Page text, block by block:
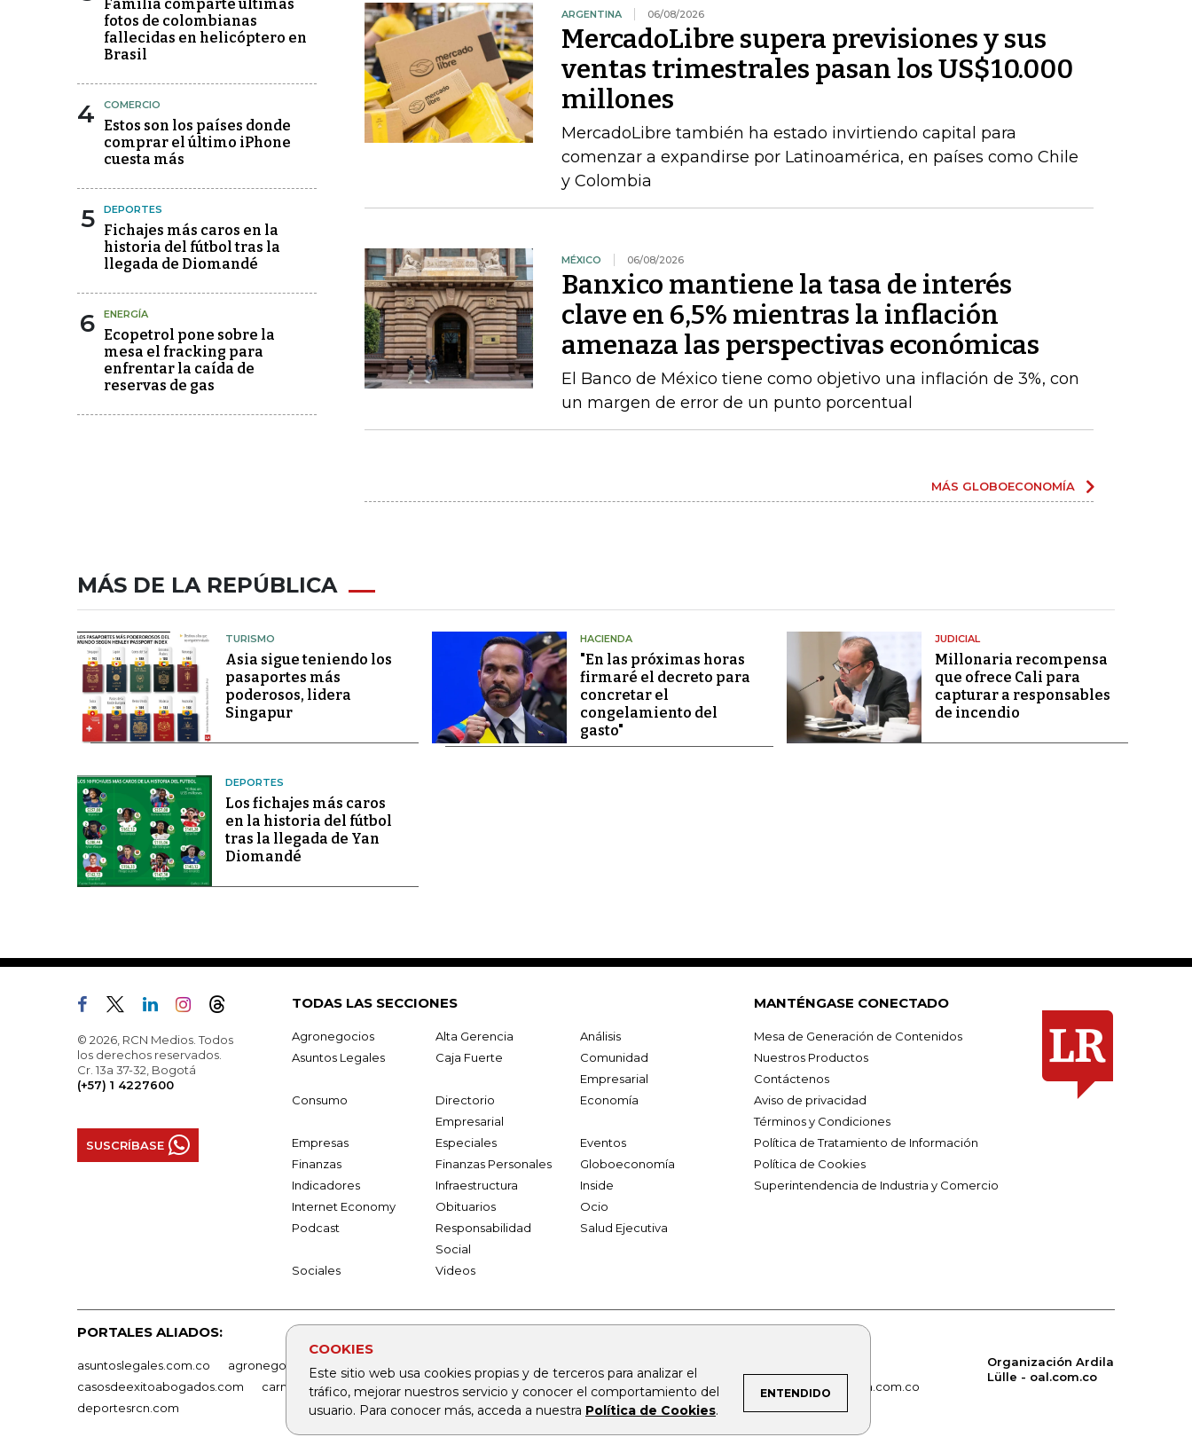
COOKIES
Este sitio web usa cookies propias y de terceros para analizar el
tráfico, mejorar nuestros servicio y conocer el comportamiento del
usuario. Para conocer más, acceda a nuestra Política de Cookies.
ENTENDIDO
Familia comparte últimas
fotos de colombianas
fallecidas en helicóptero en
Brasil
4 COMERCIO
Estos son los países donde
comprar el último iPhone
cuesta más
5 DEPORTES
Fichajes más caros en la
historia del fútbol tras la
llegada de Diomandé
6 ENERGÍA
Ecopetrol pone sobre la
mesa el fracking para
enfrentar la caída de
reservas de gas
ARGENTINA 06/08/2026
MercadoLibre supera previsiones y sus
ventas trimestrales pasan los US$10.000
millones
MercadoLibre también ha estado invirtiendo capital para
comenzar a expandirse por Latinoamérica, en países como Chile
y Colombia
MÉXICO 06/08/2026
Banxico mantiene la tasa de interés
clave en 6,5% mientras la inflación
amenaza las perspectivas económicas
El Banco de México tiene como objetivo una inflación de 3%, con
un margen de error de un punto porcentual
MÁS GLOBOECONOMÍA
MÁS DE LA REPÚBLICA
TURISMO
Asia sigue teniendo los
pasaportes más
poderosos, lidera
Singapur
HACIENDA
"En las próximas horas
firmaré el decreto para
concretar el
congelamiento del
gasto"
JUDICIAL
Millonaria recompensa
que ofrece Cali para
capturar a responsables
de incendio
DEPORTES
Los fichajes más caros
en la historia del fútbol
tras la llegada de Yan
Diomandé
© 2026, RCN Medios. Todos
los derechos reservados.
Cr. 13a 37-32, Bogotá
(+57) 1 4227600
SUSCRÍBASE
TODAS LAS SECCIONES
Agronegocios Alta Gerencia
Análisis
Asuntos Legales
Caja Fuerte
Comunidad
Empresarial
Consumo
Directorio
Empresarial
Economía
Empresas Especiales
Eventos
Finanzas
Finanzas Personales
Globoeconomía
Indicadores
Infraestructura
Inside
Internet Economy
Obituarios
Ocio
Podcast
Responsabilidad
Social
Salud Ejecutiva
Sociales Videos
MANTÉNGASE CONECTADO
Mesa de Generación de Contenidos
Nuestros Productos
Contáctenos
Aviso de privacidad
Términos y Condiciones
Política de Tratamiento de Información
Política de Cookies
Superintendencia de Industria y Comercio
PORTALES ALIADOS:
asuntoslegales.com.co agronegocios.co empresas.larepublica.co firmasdeabogados.com
bolsaencolombia.com
casosdeexitoabogados.com
carnavalindustriacultural.com canalrcn.com rcnradio.com noticiasrcn.com lafm.com.co
alerta.com.co
deportesrcn.com
Organización Ardila
Lülle - oal.com.co